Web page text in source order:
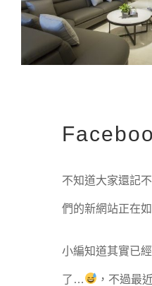
不知道大家還記
們的新網站正在
小編知道其實已
了… ，不過最